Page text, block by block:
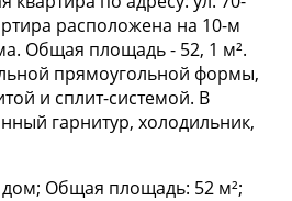
расположена на 10-м
Общая площадь - 52, 1 м².
прямоугольной формы,
и сплит-системой. В
гарнитур, холодильник,
Общая площадь: 52 м²;